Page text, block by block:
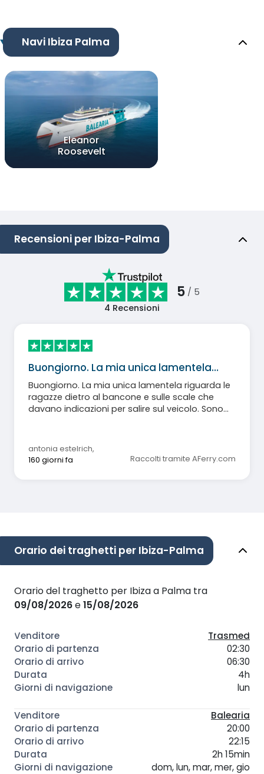
Navi Ibiza Palma
Eleanor
Roosevelt
Recensioni per Ibiza-Palma
5 / 5
4 Recensioni
Buongiorno. La mia unica lamentela…
Buongiorno. La mia unica lamentela riguarda le
ragazze dietro al bancone e sulle scale che
davano indicazioni per salire sul veicolo. Sono
anziane. Ho dovuto dire a due di loro che non
c'è modo di rispondere alle persone anziane. È
successo a una nonna davanti a me. Inoltre,
antonia estelrich,
160 giorni fa
Raccolti tramite AFerry.com
Orario dei traghetti per Ibiza-Palma
Orario del traghetto per Ibiza a Palma tra
09/08/2026e15/08/2026
Trasmed
02:30
06:30
4h
lun
Balearia
20:00
22:15
2h 15min
dom, lun, mar, mer, gio